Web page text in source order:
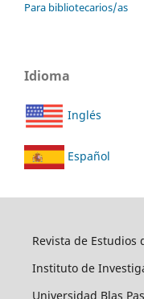
Para bibliotecarios/as
Idioma
Inglés
Español
Revista de Estudios
Instituto de
Universidad Blas